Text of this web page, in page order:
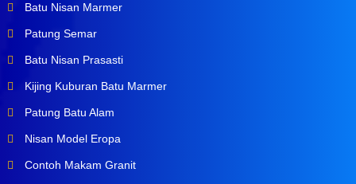
Batu Nisan Marmer
Patung Semar
Batu Nisan Prasasti
Kijing Kuburan Batu Marmer
Patung Batu Alam
Nisan Model Eropa
Contoh Makam Granit